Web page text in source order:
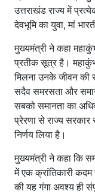
उत्तराखंड राज्य में
देवभूमि का युवा, मां
मुख्यमंत्री ने कहा
प्रतीक सूत्र है।
मिलना उनके जीवन की
सदैव समरसता और
सबको समानता का
प्रेरणा से राज्य
निर्णय लिया है।
मुख्यमंत्री ने कहा कि
में एक क्रांतिकारी कदम
की यह गंगा अवश्य ही